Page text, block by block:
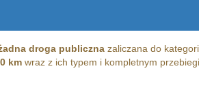
droga publicznazaliczana do
kmwraz z ich typem i kompletnym